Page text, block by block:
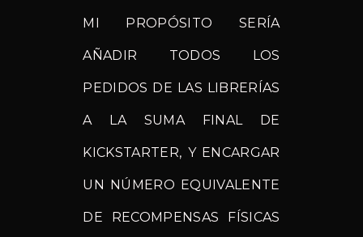
MI PROPÓSITO SERÍA
AÑADIR TODOS LOS
PEDIDOS DE LAS LIBRERÍAS
A LA SUMA FINAL DE
KICKSTARTER, Y ENCARGAR
UN NÚMERO EQUIVALENTE
DE RECOMPENSAS FÍSICAS